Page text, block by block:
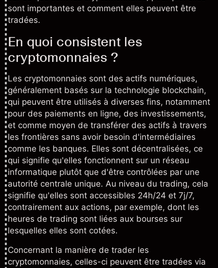
sont importantes et comment elles peuvent être
tradées.
En quoi consistent les
cryptomonnaies ?
Les cryptomonnaies sont des actifs numériques,
généralement basés sur la technologie blockchain,
qui peuvent être utilisés à diverses fins, notamment
pour des paiements en ligne, des investissements,
et comme moyen de transférer des actifs à travers
les frontières sans avoir besoin d'intermédiaires
comme les banques. Elles sont décentralisées, ce
qui signifie qu'elles fonctionnent sur un réseau
informatique plutôt que d'être contrôlées par une
autorité centrale unique. Au niveau du trading, cela
signifie qu'elles sont accessibles 24h/24 et 7j/7,
contrairement aux actions, par exemple, dont les
heures de trading sont liées aux bourses sur
lesquelles elles sont cotées.
Concernant la manière de trader les
cryptomonnaies, celles-ci peuvent être tradées via